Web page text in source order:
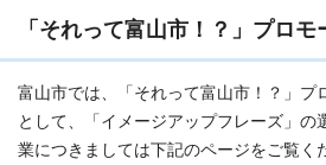
「それって富山市！？」プロモ
富山市では、「それって富山市！？」プ
として、「イメージアップフレーズ」の
業につきましては下記のページをご覧く